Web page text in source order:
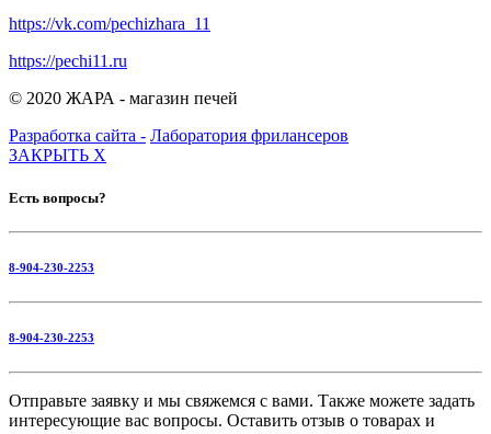
https://vk.com/pechizhara_11
https://pechi11.ru
© 2020 ЖАРА - магазин печей
Разработка сайта - Лаборатория фрилансеров
ЗАКРЫТЬ X
Есть вопросы?
8-904-230-2253
8-904-230-2253
Отправьте заявку и мы свяжемся с вами. Также можете задать
интересующие вас вопросы. Оставить отзыв о товарах и